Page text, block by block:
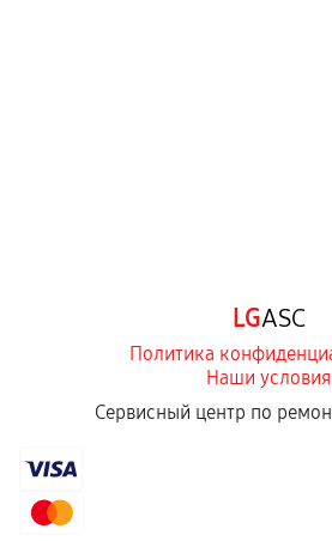
LGASC
Политика
Наши условия
Сервисный центр по